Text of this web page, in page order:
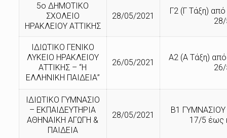
5ο ΔΗΜΟΤΙΚΟ
ΣΧΟΛΕΙΟ
ΗΡΑΚΛΕΙΟΥ ΑΤΤΙΚΗΣ
28/05/2021
Γ2 (Γ Τάξη)
ΙΔΙΩΤΙΚΟ ΓΕΝΙΚΟ
ΛΥΚΕΙΟ ΗΡΑΚΛΕΙΟΥ
ΑΤΤΙΚΗΣ – “Η
ΕΛΛΗΝΙΚΗ ΠΑΙΔΕΙΑ”
26/05/2021
Α2 (Α Τάξη)
ΙΔΙΩΤΙΚΟ ΓΥΜΝΑΣΙΟ
– ΕΚΠΑΙΔΕΥΤΗΡΙΑ
ΑΘΗΝΑΙΚΗ ΑΓΩΓΗ &
ΠΑΙΔΕΙΑ
28/05/2021
Β1
17/5 έως